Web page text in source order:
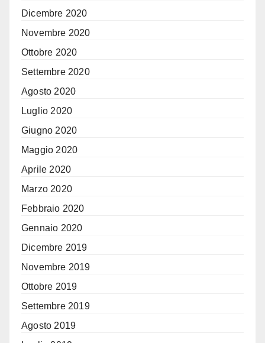
Dicembre 2020
Novembre 2020
Ottobre 2020
Settembre 2020
Agosto 2020
Luglio 2020
Giugno 2020
Maggio 2020
Aprile 2020
Marzo 2020
Febbraio 2020
Gennaio 2020
Dicembre 2019
Novembre 2019
Ottobre 2019
Settembre 2019
Agosto 2019